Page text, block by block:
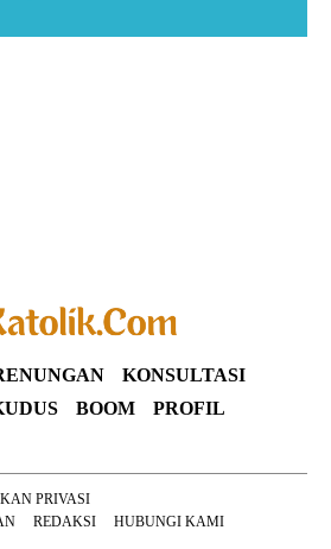
KONSULTASI
BOOM
PROFIL
PRIVASI
REDAKSI HUBUNGI KAMI